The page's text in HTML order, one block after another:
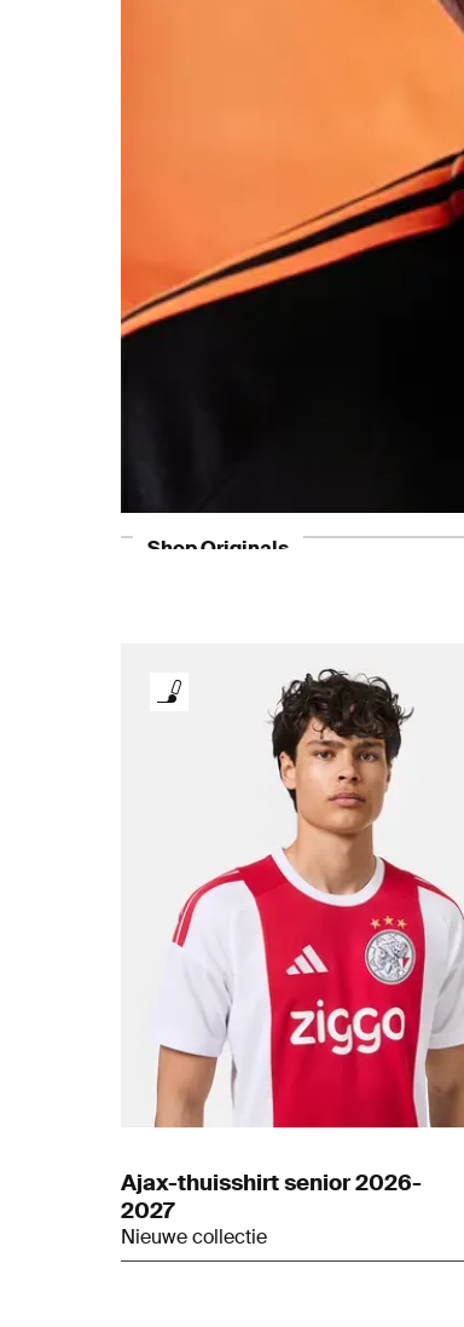
Shop Originals
Ajax-thuisshirt senior 2026-
2027
Nieuwe collectie